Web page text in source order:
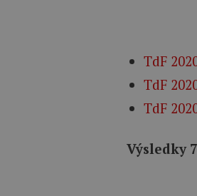
TdF
TdF
TdF
Výsledky